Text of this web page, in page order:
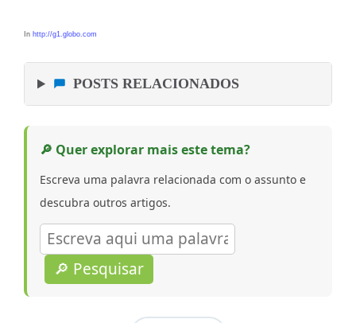
In http://g1.globo.com
POSTS RELACIONADOS
🔎 Quer explorar mais este tema?
Escreva uma palavra relacionada com o assunto e
descubra outros artigos.
🔎 Pesquisar